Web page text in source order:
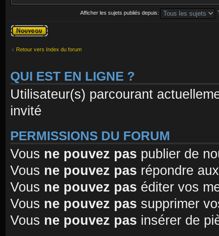
Afficher les sujets publiés depuis:
Publier un
nouveau sujet
Retour vers Index du forum
QUI EST EN LIGNE ?
Utilisateur(s) parcourant
invité
PERMISSIONS DU FORUM
Vous ne pouvez pas publier de
Vous ne pouvez pas répondre
Vous ne pouvez pas éditer vos
Vous ne pouvez pas supprimer
Vous ne pouvez pas insérer de